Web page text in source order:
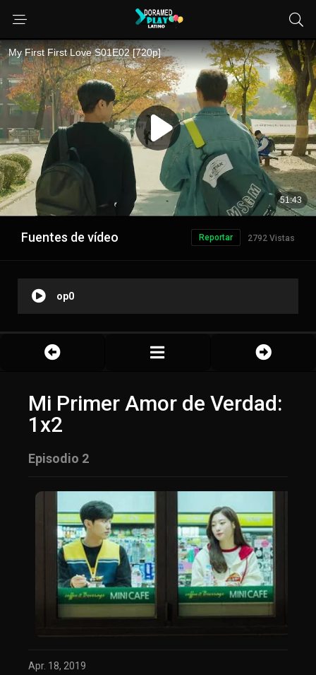
Fuentes de vídeo 2792 Vistas
Reportar
op0
Mi Primer Amor de Verdad:
1x2
Episodio 2
Apr. 18, 2019